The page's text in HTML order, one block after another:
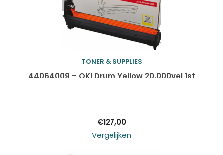
Toevoegen aan
TONER & SUPPLIES
44064009 – OKI Drum Yellow 20.000vel 1st
€127,00
Vergelijken